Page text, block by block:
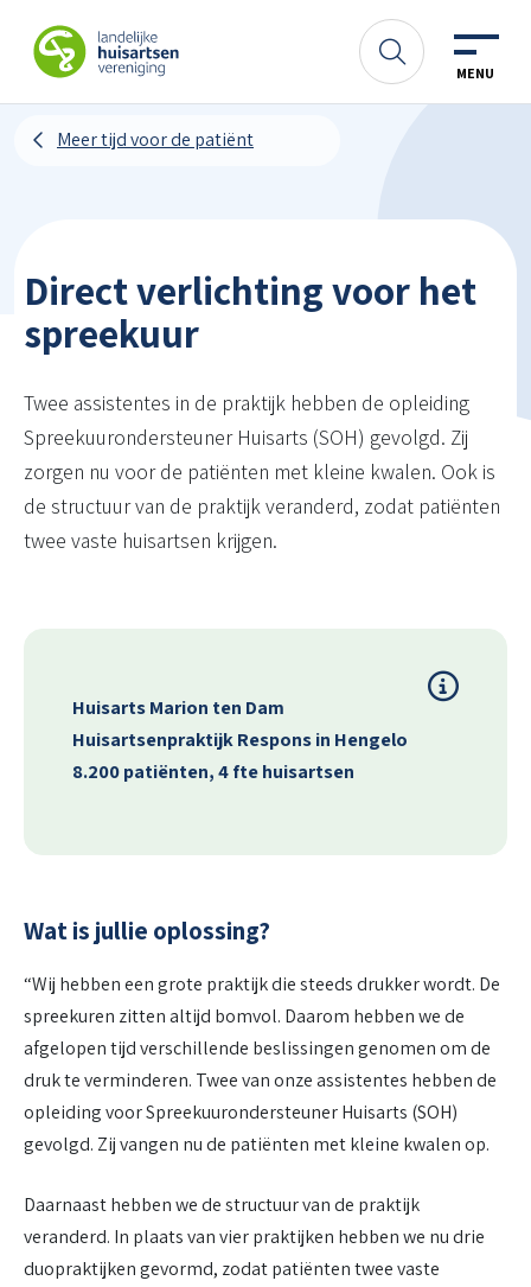
LHV
MENU
Zoeken
Meer tijd voor de patiënt
Direct verlichting voor het
spreekuur
Twee assistentes in de praktijk hebben de opleiding
Spreekuurondersteuner Huisarts (SOH) gevolgd. Zij
zorgen nu voor de patiënten met kleine kwalen. Ook is
de structuur van de praktijk veranderd, zodat patiënten
twee vaste huisartsen krijgen.
Huisarts Marion ten Dam
Huisartsenpraktijk Respons in Hengelo
8.200 patiënten, 4 fte huisartsen
Wat is jullie oplossing?
“Wij hebben een grote praktijk die steeds drukker wordt. De
spreekuren zitten altijd bomvol. Daarom hebben we de
afgelopen tijd verschillende beslissingen genomen om de
druk te verminderen. Twee van onze assistentes hebben de
opleiding voor Spreekuurondersteuner Huisarts (SOH)
gevolgd. Zij vangen nu de patiënten met kleine kwalen op.
Daarnaast hebben we de structuur van de praktijk
veranderd. In plaats van vier praktijken hebben we nu drie
duopraktijken gevormd, zodat patiënten twee vaste